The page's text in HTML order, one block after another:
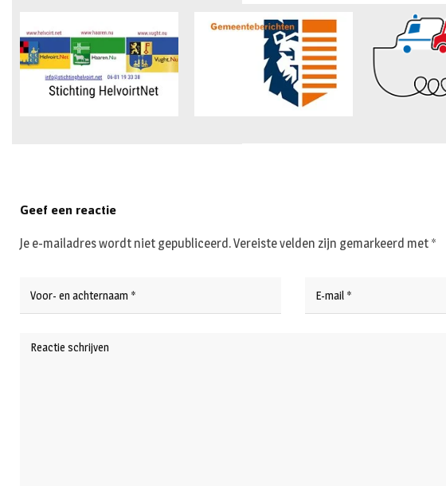
Geef een reactie
Je e-mailadres wordt niet gepubliceerd.Vereiste velden zijn gemarkeerd met *